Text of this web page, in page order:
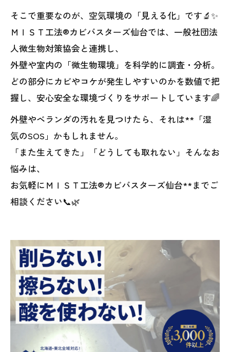
そこで重要なのが、空気環境の「見える化」です🔬✨
ＭＩＳＴ工法®カビバスターズ仙台では、一般社団法
人微生物対策協会と連携し、
外壁や室内の「微生物環境」を科学的に調査・分析。
どの部分にカビやコケが発生しやすいのかを数値で把
握し、安心安全な環境づくりをサポートしています🌈
外壁やベランダの汚れを見つけたら、それは**「湿
気のSOS」かもしれません。
「また生えてきた」「どうしても取れない」そんなお
悩みは、
お気軽にＭＩＳＴ工法®カビバスターズ仙台**までご
相談ください📞🌿